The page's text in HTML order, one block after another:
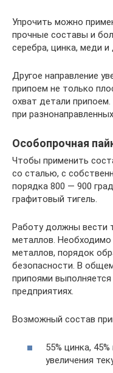
Упрочить можно
прочные составы и
серебра, цинка, меди и
Другое направление
припоем не только
охват детали
при
Особопрочная
Чтобы применить
со сталью, с
порядка 800 — 900
графитовый тигель.
Работу должны вести
металлов.
металлов, порядок
безопасности. В
припоями
предприятиях.
Возможный состав
55% цинка,
увеличения